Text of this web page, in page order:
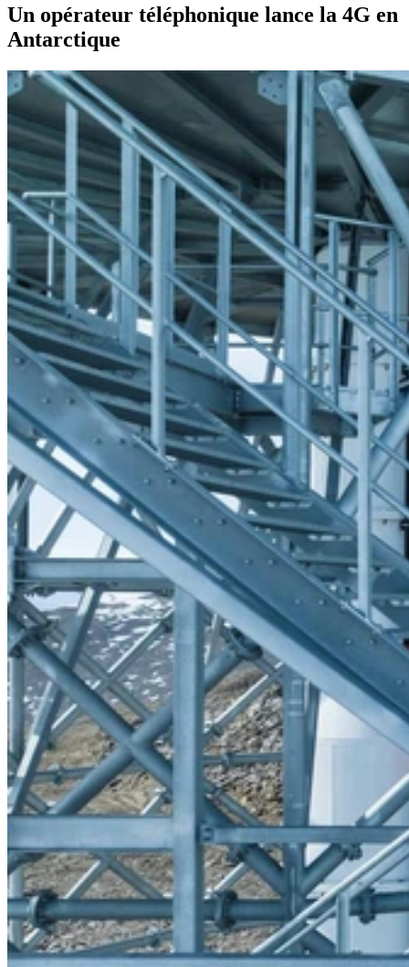
Un opérateur téléphonique lance la 4G en
Antarctique